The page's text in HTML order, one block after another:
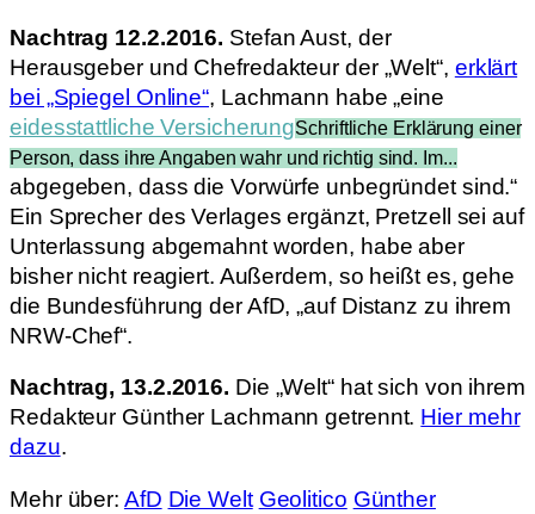
Nachtrag 12.2.2016. Stefan Aust, der
Herausgeber und Chefredakteur der „Welt“, erklärt
bei „Spiegel Online“, Lachmann habe „eine
eidesstattliche VersicherungSchriftliche Erklärung einer
Person, dass ihre Angaben wahr und richtig sind. Im...
abgegeben, dass die Vorwürfe unbegründet sind.“
Ein Sprecher des Verlages ergänzt, Pretzell sei auf
Unterlassung abgemahnt worden, habe aber
bisher nicht reagiert. Außerdem, so heißt es, gehe
die Bundesführung der AfD, „auf Distanz zu ihrem
NRW-Chef“.
Nachtrag, 13.2.2016. Die „Welt“ hat sich von ihrem
Redakteur Günther Lachmann getrennt. Hier mehr
dazu.
Mehr über: AfD Die Welt Geolitico Günther